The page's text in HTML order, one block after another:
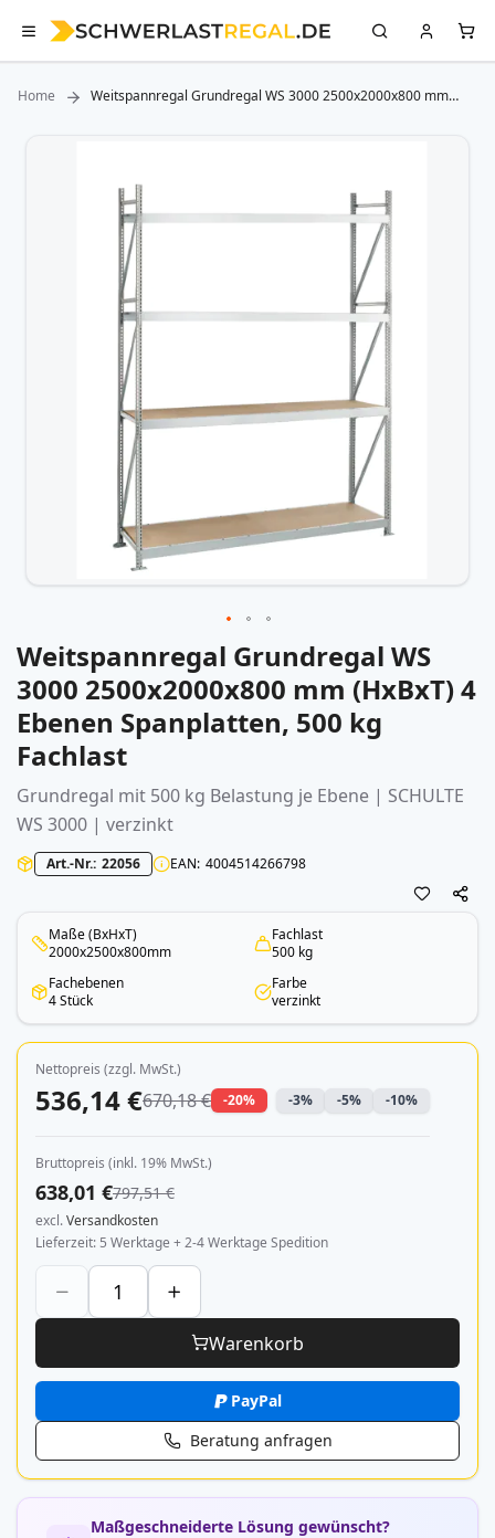
Home
Weitspannregal Grundregal WS 3000 2500x2000x800 mm
Zum
Anfang
der
Bildergalerie
springen
Weitspannregal Grundregal WS
3000 2500x2000x800 mm (HxBxT) 4
Ebenen Spanplatten, 500 kg
Fachlast
Grundregal mit 500 kg Belastung je Ebene | SCHULTE
WS 3000 | verzinkt
Art.-Nr. 22056 EAN 4004514266798
Maße (BxHxT)
2000x2500x800mm
Fachlast
500 kg
Fachebenen
4 Stück
Farbe
verzinkt
Nettopreis (zzgl. MwSt.)
536,14 €670,18 € -20% -3% -5% -10%
Bruttopreis (inkl. 19% MwSt.)
638,01 €797,51 €
excl.Versandkosten
Lieferzeit 5 Werktage + 2-4 Werktage Spedition
Warenkorb
PayPal
Beratung anfragen
Maßgeschneiderte Lösung gewünscht?